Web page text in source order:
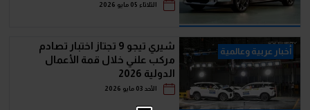
الثلاثاء 05 مايو 2026
أخبار عربية وعالمية
شيري تيجو 9 تجتاز اختبار تصادم
مركب علني خلال قمة الأعمال
الدولية 2026
الأحد 03 مايو 2026